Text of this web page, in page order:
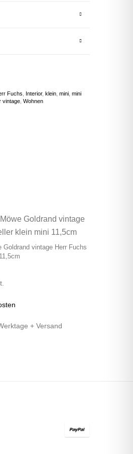
Fuchs Interior, klein, mini, mini
vintage, Wohnen
Goldrand vintage Herr Fuchs
+ Versand